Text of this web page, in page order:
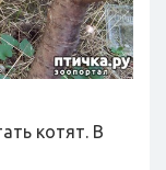
котят. В